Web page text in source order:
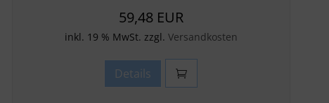
59,48 EUR
inkl. 19 % MwSt. zzgl. Versandkosten
Details